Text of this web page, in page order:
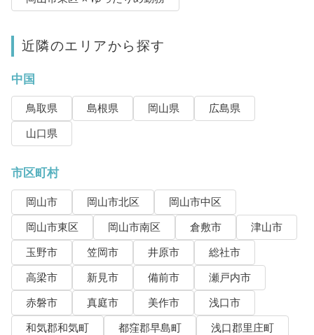
近隣のエリアから探す
中国
鳥取県 島根県 岡山県
広島県
山口県
市区町村
岡山市 岡山市北区
岡山市中区
岡山市東区
岡山市南区 倉敷市
津山市
玉野市
笠岡市 井原市
総社市
高梁市
新見市 備前市
瀬戸内市
赤磐市
真庭市 美作市
浅口市
和気郡和気町
都窪郡早島町
浅口郡里庄町